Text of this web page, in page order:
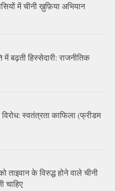
में चीनी ख़ुफ़िया अभियान
बढ़ती हिस्सेदारी: राजनीतिक
स्वतंत्रता काफिला (फ्रीडम
ताइवान के विरुद्ध होने वाले चीनी
चाहिए